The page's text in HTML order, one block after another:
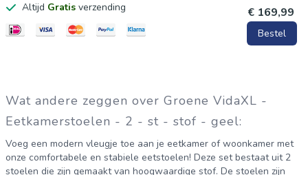
Altijd Gratis verzending € 169,99
Bestel
Wat andere zeggen over Groene VidaXL -
Eetkamerstoelen - 2 - st - stof - geel:
Voeg een modern vleugje toe aan je eetkamer of woonkamer met
onze comfortabele en stabiele eetstoelen! Deze set bestaat uit 2
stoelen die zijn gemaakt van hoogwaardige stof. De stoelen zijn